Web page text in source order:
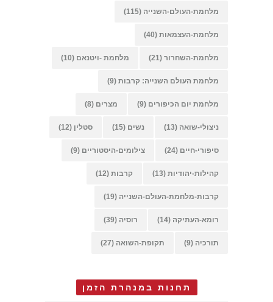
מלחמת-העולם-השנייה (115)
מלחמת-העצמאות (40)
מלחמת-השחרור (21) מלחמת -ויטנאם (10)
מלחמת העולם השנייה: קרבות (9)
מלחמת יום הכיפורים (9) מצרים (8)
ניצולי-שואה (13) נשים (15) סטלין (12)
סיפורי-חיים (24) צילומים-היסטוריים (9)
קהילות-יהודיות (13) קרבות (12)
קרבות-מלחמת-העולם-השנייה (19)
רומא-העתיקה (14) רוסיה (39)
תורכיה (9) תקופת-השואה (27)
תחנות במנהרת הזמן